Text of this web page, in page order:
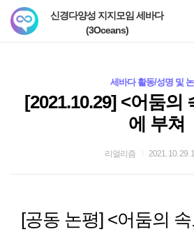
신경다양성 지지모임 세바다
(3Oceans)
세바다 활동/성명 및
[2021.10.29] <어둠의
에 부쳐
리얼리즘 2021. 10. 29.
[공동 논평] <어둠의